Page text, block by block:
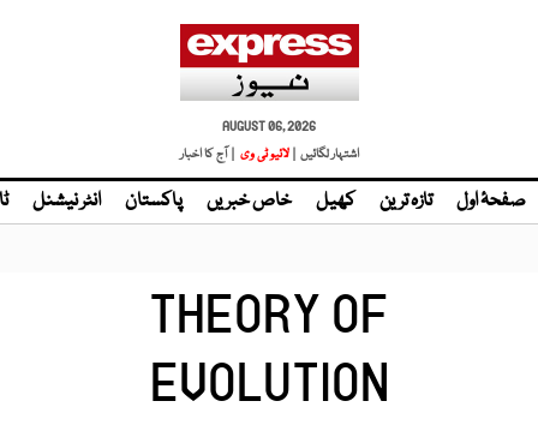
AUGUST 06, 2026
اشتہار لگائیں | لائیو ٹی وی | آج کا اخبار
صفحۂ اول تازہ ترین کھیل خاص خبریں پاکستان انٹر نیشنل
THEORY OF
EVOLUTION